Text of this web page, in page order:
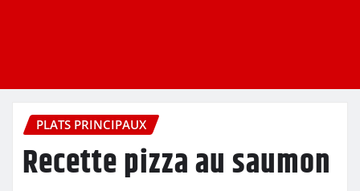
PLATS PRINCIPAUX
Recette pizza au saumon